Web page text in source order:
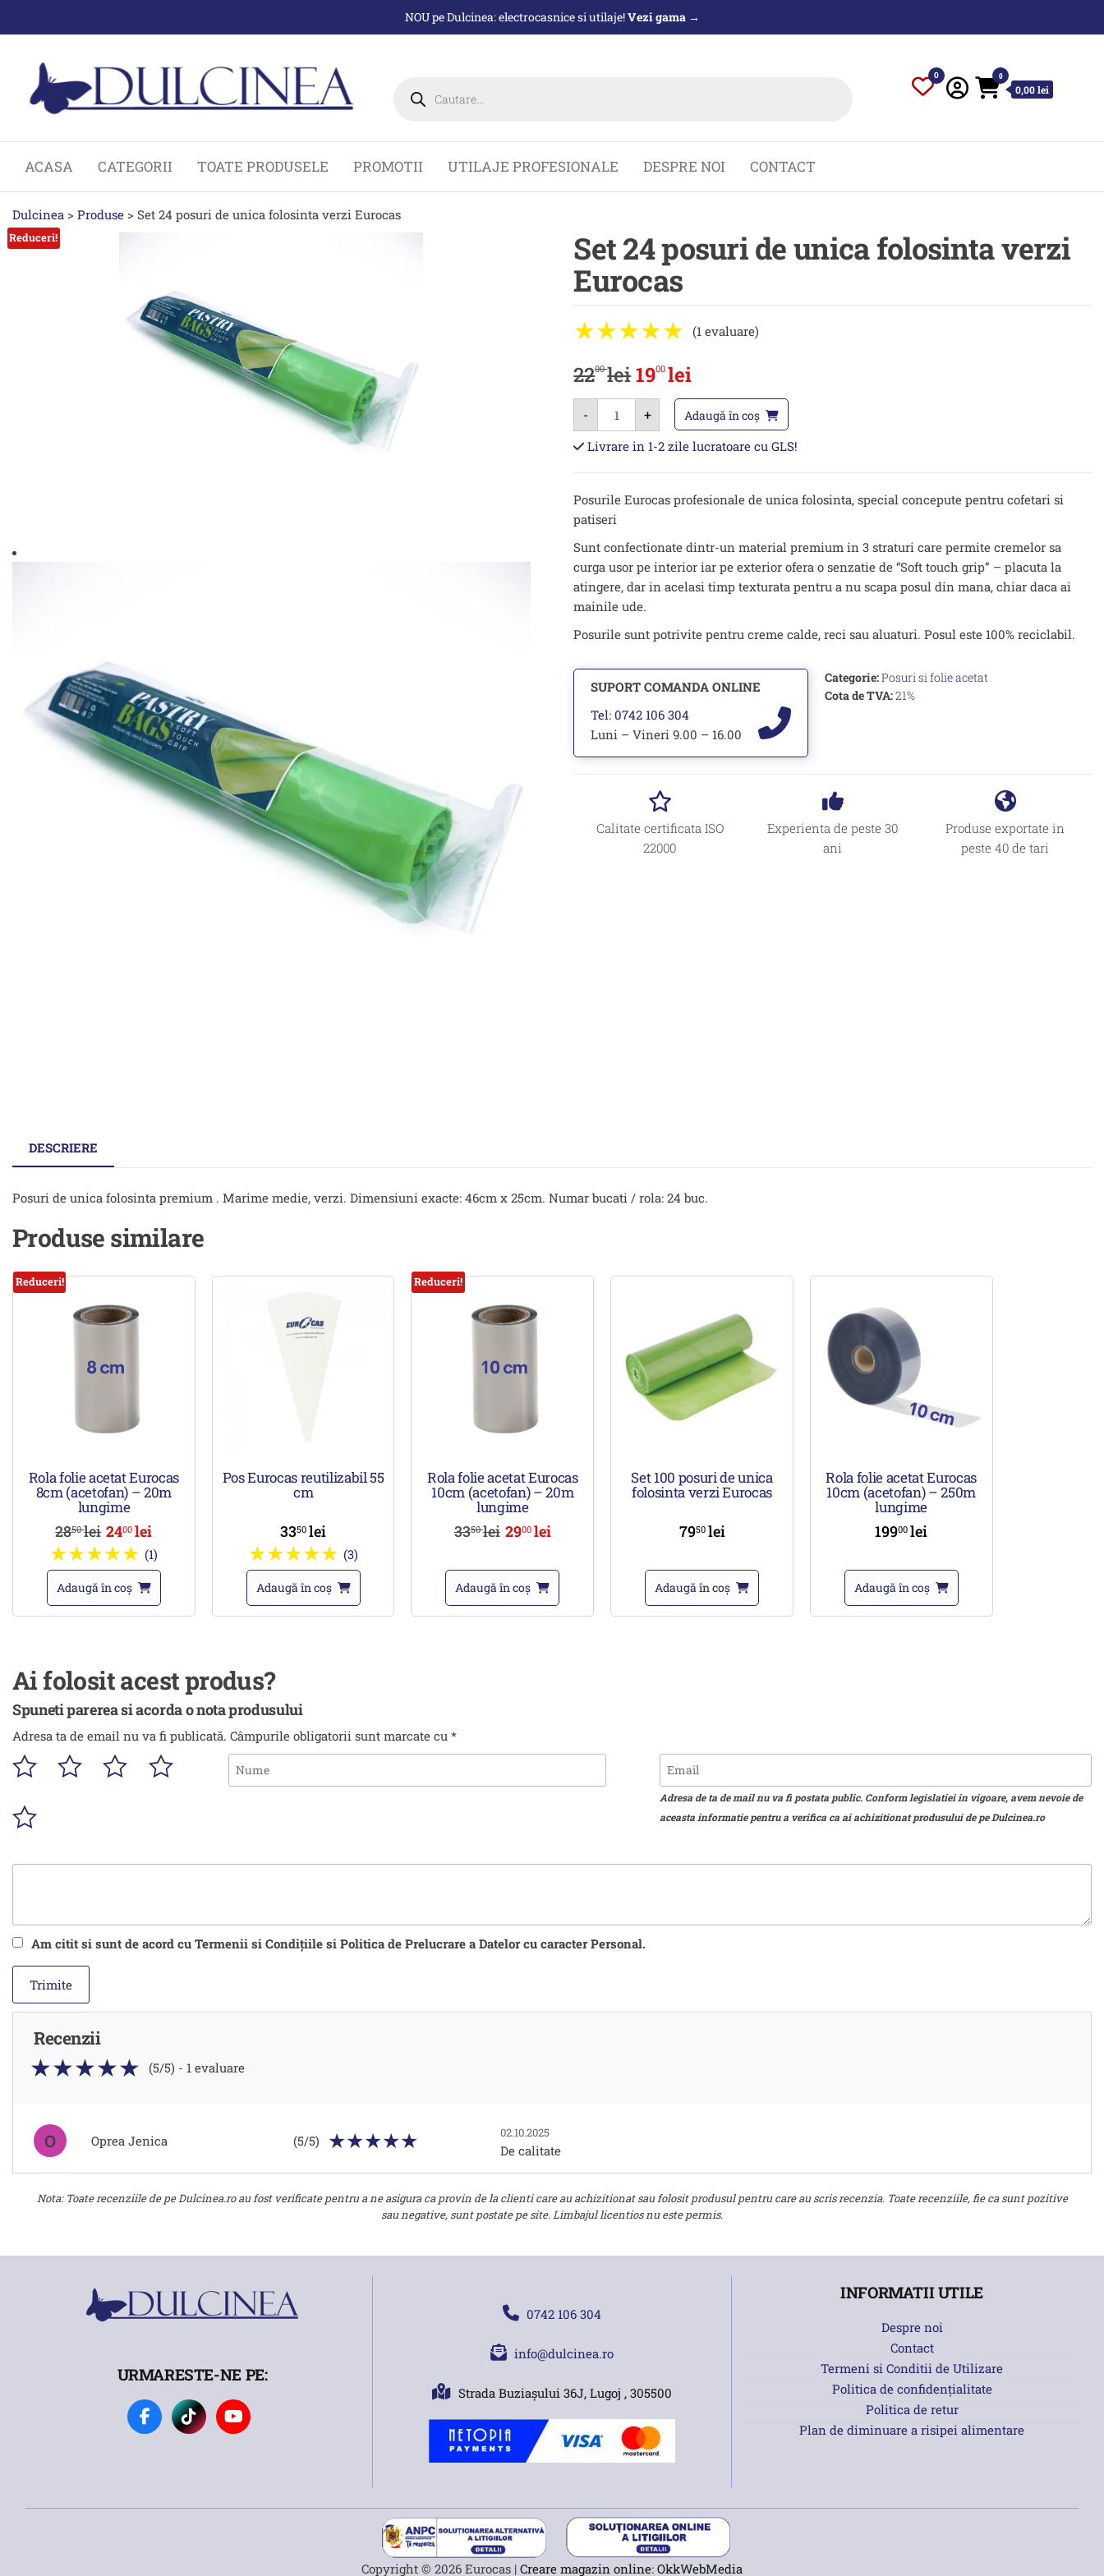
NOU pe Dulcinea: electrocasnice si utilaje!Vezi gama →
search
0 0
0,00 lei
ACASA CATEGORII TOATE PRODUSELE PROMOTII UTILAJE PROFESIONALE DESPRE NOI CONTACT
Dulcinea > Produse > Set 24 posuri de unica folosinta verzi Eurocas
Reduceri!
Set 24 posuri de unica folosinta verzi
Eurocas
(1 evaluare)
2200lei1900lei
-
Cantitate
Set
24
posuri
de
Eurocas
+ Adaugă în coș
Livrare in 1-2 zile lucratoare cu GLS!
Posurile Eurocas profesionale de unica folosinta, special concepute pentru cofetari si
patiseri
Sunt confectionate dintr-un material premium in 3 straturi care permite cremelor sa
curga usor pe interior iar pe exterior ofera o senzatie de “Soft touch grip” – placuta la
atingere, dar in acelasi timp texturata pentru a nu scapa posul din mana, chiar daca ai
mainile ude.
Posurile sunt potrivite pentru creme calde, reci sau aluaturi. Posul este 100% reciclabil.
SUPORT COMANDA ONLINE
Tel: 0742 106 304
Luni – Vineri 9.00 – 16.00
Categorie:Posuri si folie acetat
Cota de TVA:21%
Calitate certificata ISO
22000
Experienta de peste 30
ani
Produse exportate in
peste 40 de tari
DESCRIERE
Posuri de unica folosinta premium . Marime medie, verzi. Dimensiuni exacte: 46cm x 25cm. Numar bucati / rola: 24 buc.
Produse similare
Reduceri!
Rola folie acetat Eurocas
8cm (acetofan) – 20m
lungime
2850lei 2400lei
(1)
Adaugă în coș
Pos Eurocas reutilizabil 55
cm
3350lei
(3)
Adaugă în coș
Reduceri!
Rola folie acetat Eurocas
10cm (acetofan) – 20m
lungime
3350lei 2900 lei
Adaugă în coș
Set 100 posuri de unica
folosinta verzi Eurocas
7950 lei
Adaugă în coș
Rola folie acetat Eurocas
10cm (acetofan) – 250m
lungime
19900lei
Adaugă în coș
Ai folosit acest produs?
Spuneti parerea si acorda o nota produsului
Adresa ta de email nu va fi publicată. Câmpurile obligatorii sunt marcate cu *
Adresa de ta de mail nu va fi postata public. Conform legislatiei in vigoare, avem nevoie de
aceasta informatie pentru a verifica ca ai achizitionat produsului de pe Dulcinea.ro
Am citit si sunt de acord cu Termenii si Condițiile si Politica de Prelucrare a Datelor cu caracter Personal.
Recenzii
(5/5) - 1 evaluare
O Oprea Jenica (5/5) 02.10.2025
De calitate
Nota: Toate recenziile de pe Dulcinea.ro au fost verificate pentru a ne asigura ca provin de la clienti care au achizitionat sau folosit produsul pentru care au scris recenzia. Toate recenziile, fie ca sunt pozitive
sau negative, sunt postate pe site. Limbajul licentios nu este permis.
URMARESTE-NE PE:
0742 106 304
info@dulcinea.ro
Strada Buziașului 36J, Lugoj , 305500
INFORMATII UTILE
Despre noi
Contact
Termeni si Conditii de Utilizare
Politica de confidențialitate
Politica de retur
Plan de diminuare a risipei alimentare
Copyright © 2026 Eurocas | Creare magazin online: OkkWebMedia